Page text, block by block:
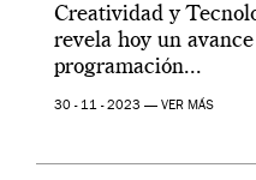
Creatividad y
revela hoy un
programación...
30 - 11 - 2023 — VER MÁS